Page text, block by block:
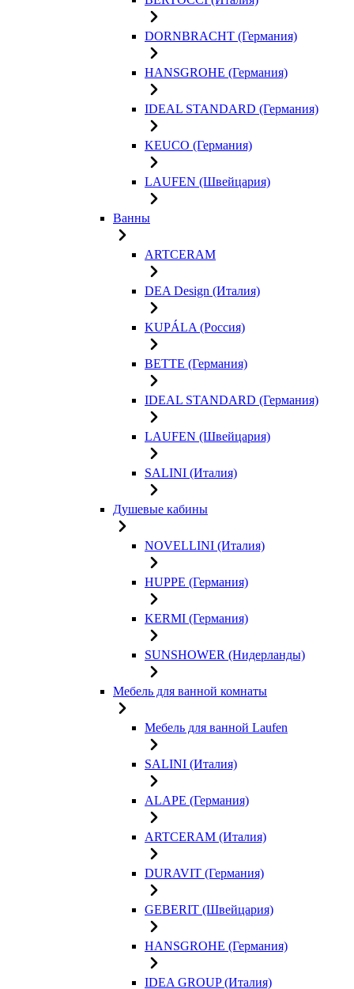
DORNBRACHT (Германия)
HANSGROHE (Германия)
IDEAL STANDARD (Германия)
KEUCO (Германия)
LAUFEN (Швейцария)
Ванны
ARTCERAM
DEA Design (Италия)
KUPÁLA (Россия)
BETTE (Германия)
IDEAL STANDARD (Германия)
LAUFEN (Швейцария)
SALINI (Италия)
Душевые кабины
NOVELLINI (Италия)
HUPPE (Германия)
KERMI (Германия)
SUNSHOWER (Нидерланды)
Мебель для ванной комнаты
Мебель для ванной Laufen
SALINI (Италия)
ALAPE (Германия)
ARTCERAM (Италия)
DURAVIT (Германия)
GEBERIT (Швейцария)
HANSGROHE (Германия)
IDEA GROUP (Италия)